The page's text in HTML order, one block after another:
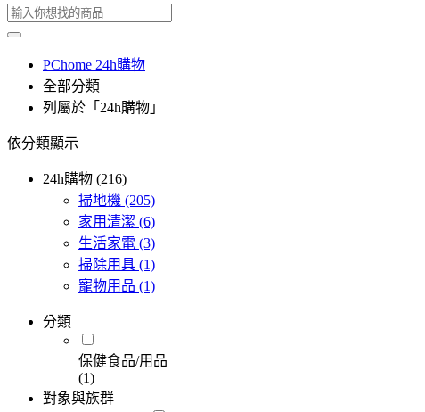
PChome 24h購物
全部分類
列屬於「24h購物」
依分類顯示
24h購物 (216)
掃地機 (205)
家用清潔 (6)
生活家電 (3)
掃除用具 (1)
寵物用品 (1)
分類
保健食品/用品
(1)
對象與族群